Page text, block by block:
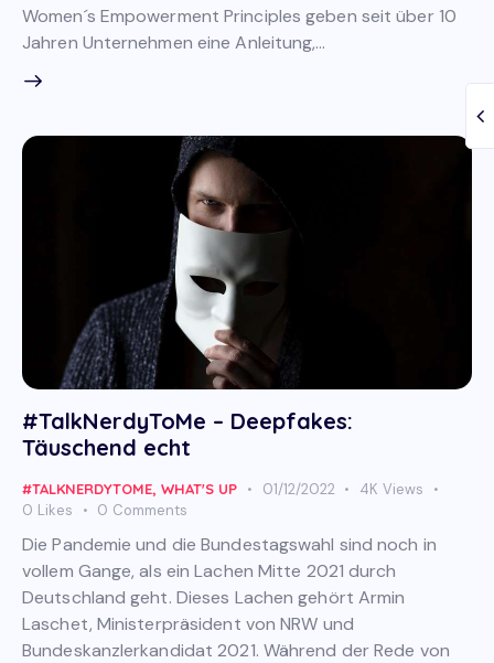
Women´s Empowerment Principles geben seit über 10
Jahren Unternehmen eine Anleitung,…
#TalkNerdyToMe – Deepfakes:
Täuschend echt
#TALKNERDYTOME, WHAT'S UP 01/12/2022 4K Views
0 Likes 0 Comments
Die Pandemie und die Bundestagswahl sind noch in
vollem Gange, als ein Lachen Mitte 2021 durch
Deutschland geht. Dieses Lachen gehört Armin
Laschet, Ministerpräsident von NRW und
Bundeskanzlerkandidat 2021. Während der Rede von